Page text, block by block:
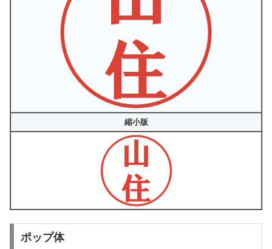
縮小版
ポップ体